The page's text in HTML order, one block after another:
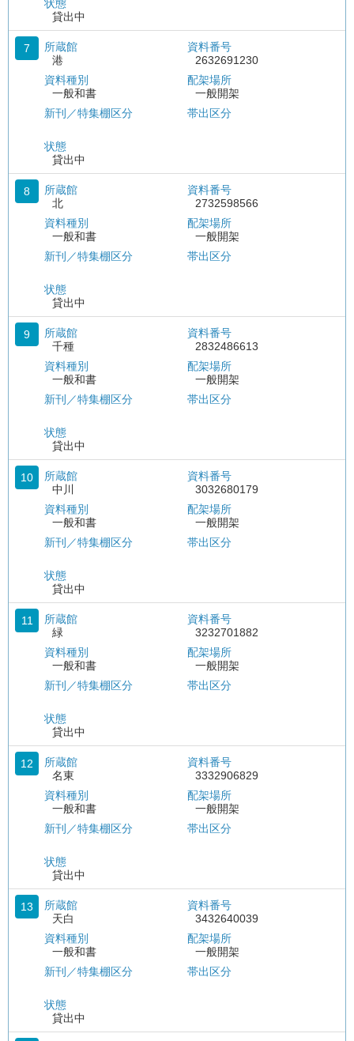
状態
貸出中
7
所蔵館
港
資料種別
一般和書
新刊／特集棚区分
状態
貸出中
資料番号
2632691230
配架場所
一般開架
帯出区分
8
所蔵館
北
資料種別
一般和書
新刊／特集棚区分
状態
貸出中
資料番号
2732598566
配架場所
一般開架
帯出区分
9
所蔵館
千種
資料種別
一般和書
新刊／特集棚区分
状態
貸出中
資料番号
2832486613
配架場所
一般開架
帯出区分
10
所蔵館
中川
資料種別
一般和書
新刊／特集棚区分
状態
貸出中
資料番号
3032680179
配架場所
一般開架
帯出区分
11
所蔵館
緑
資料種別
一般和書
新刊／特集棚区分
状態
貸出中
資料番号
3232701882
配架場所
一般開架
帯出区分
12
所蔵館
名東
資料種別
一般和書
新刊／特集棚区分
状態
貸出中
資料番号
3332906829
配架場所
一般開架
帯出区分
13
所蔵館
天白
資料種別
一般和書
新刊／特集棚区分
状態
貸出中
資料番号
3432640039
配架場所
一般開架
帯出区分